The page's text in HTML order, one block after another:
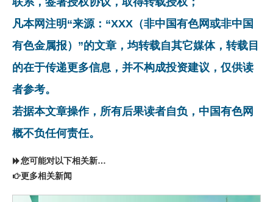
凡本网注明“来源：“XXX（非中国有色网或非中国
有色金属报）”的文章，均转载自其它媒体，转载目
的在于传递更多信息，并不构成投资建议，仅供读
者参考。
若据本文章操作，所有后果读者自负，中国有色网
概不负任何责任。
您可能对以下相关新闻同样感兴趣
更多相关新闻